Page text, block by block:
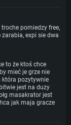
pomiedzy free,
expi sie dwa
to że ktoś chce
mieć je grze nie
która pozytywnie
jest na duzy
masakrator jest
jak maja gracze